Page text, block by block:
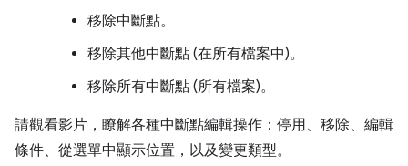
移除中斷點。
移除其他中斷點 (在所有檔案中)。
移除所有中斷點 (所有檔案)。
請觀看影片，瞭解各種中斷點編輯操作：停用、移除、編輯
條件、從選單中顯示位置，以及變更類型。